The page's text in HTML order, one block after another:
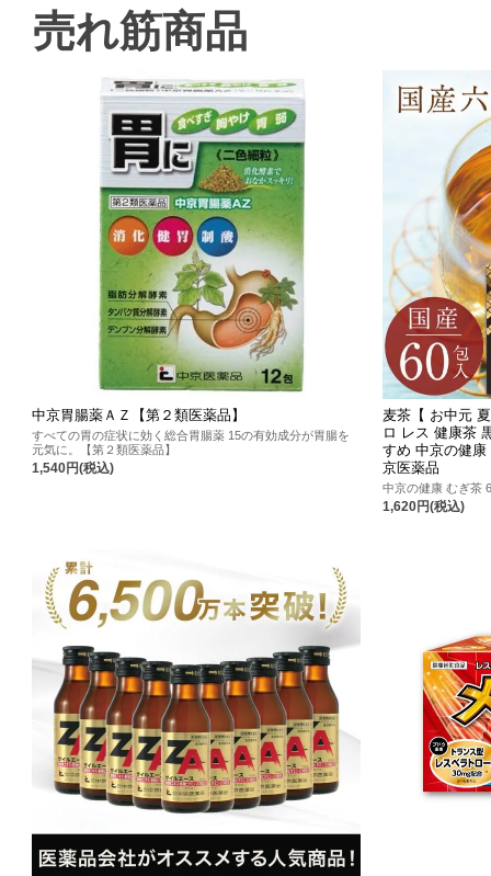
売れ筋商品
中京胃腸薬ＡＺ【第２類医薬品】
すべての胃の症状に効く総合胃腸薬 15の有効成分が胃腸を
元気に。【第２類医薬品】
1,540円(税込)
麦茶【 お中元
ロ レス 健康茶
すめ 中京の健
京医薬品
中京の健康 むぎ茶
1,620円(税込)